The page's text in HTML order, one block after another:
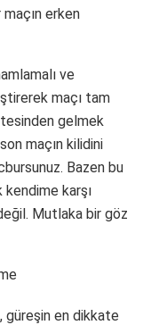
erken
ve
maçı tam
gelmek
maçın kilidini
Bazen bu
karşı
Mutlaka bir göz
güreşin en dikkate